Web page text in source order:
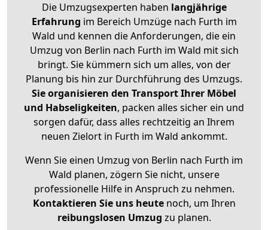
Die Umzugsexperten haben langjährige
Erfahrung im Bereich Umzüge nach Furth im
Wald und kennen die Anforderungen, die ein
Umzug von Berlin nach Furth im Wald mit sich
bringt. Sie kümmern sich um alles, von der
Planung bis hin zur Durchführung des Umzugs.
Sie organisieren den Transport Ihrer Möbel
und Habseligkeiten, packen alles sicher ein und
sorgen dafür, dass alles rechtzeitig an Ihrem
neuen Zielort in Furth im Wald ankommt.
Wenn Sie einen Umzug von Berlin nach Furth im
Wald planen, zögern Sie nicht, unsere
professionelle Hilfe in Anspruch zu nehmen.
Kontaktieren Sie uns heutenoch, um Ihren
reibungslosen Umzug zu planen.